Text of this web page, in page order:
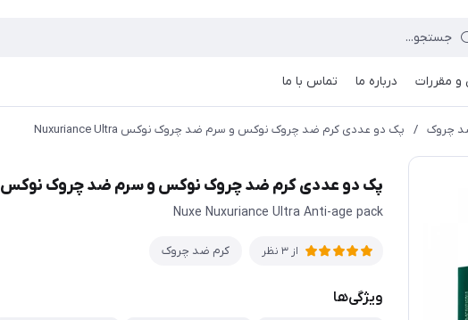
و مقررات درباره ما تماس با ما
چروک / پک دو عددی کرم ضد چروک نوکس و سرم ضد چروک نوکس Nuxuriance Ultra
پک دو عددی کرم ضد چروک نوکس و سرم ضد چروک نوکس Nuxuriance Ultra
Nuxe Nuxuriance Ultra Anti-age pack
از 3 نظر کرم ضد چروک
ویژگی‌ها